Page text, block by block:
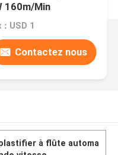
160m/Min
USD 1
Contactez nous
à flûte automa